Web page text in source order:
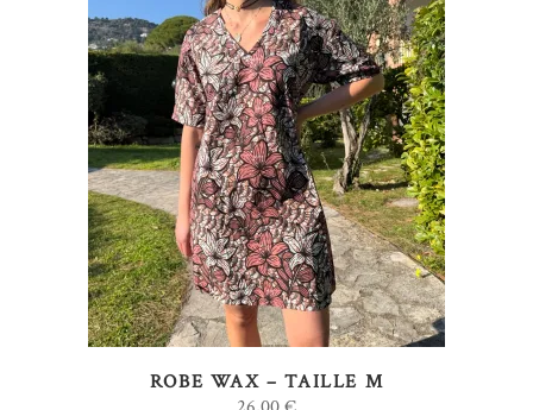
AJOUTER AU PANIER
ROBE WAX – TAILLE M